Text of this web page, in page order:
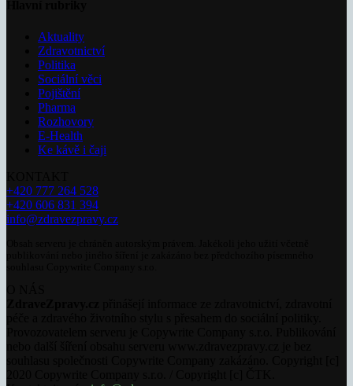
Aktuality
Zdravotnictví
Politika
Sociální věci
Pojištění
Pharma
Rozhovory
E-Health
Ke kávě i čaji
+420 777 264 528
+420 606 831 394
info@zdravezpravy.cz